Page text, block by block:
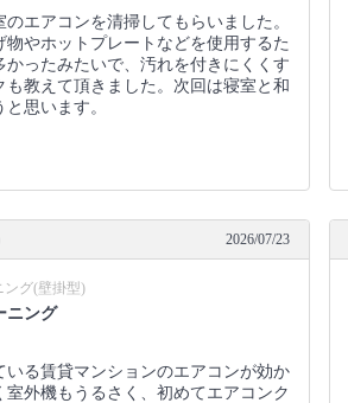
のエアコンを清掃してもらいました。
物やホットプレートなどを使用するた
かったみたいで、汚れを付きにくくす
も教えて頂きました。次回は寝室と和
思います。
2026/07/23
ング(壁掛型)
ニング
いる賃貸マンションのエアコンが効か
室外機もうるさく、初めてエアコンク